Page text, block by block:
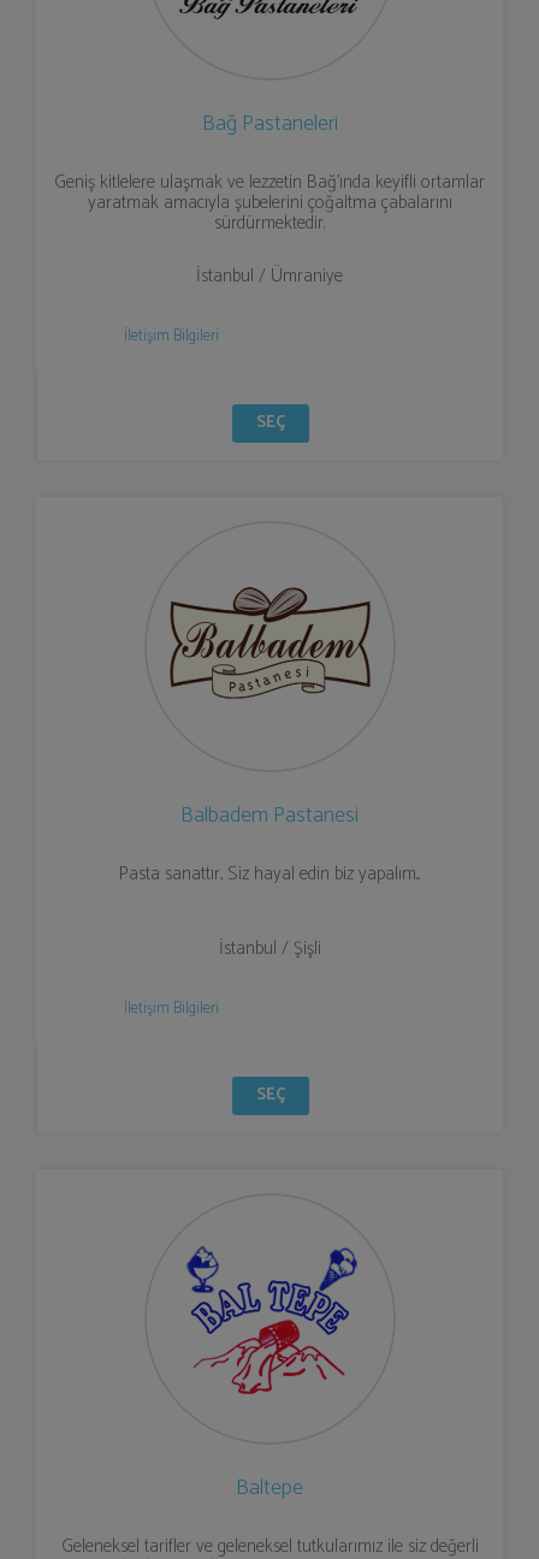
Bağ Pastaneleri
Geniş kitlelere ulaşmak ve lezzetin Bağ’ında keyifli ortamlar
yaratmak amacıyla şubelerini çoğaltma çabalarını
sürdürmektedir.
İstanbul / Ümraniye
İletişim Bilgileri
SEÇ
Balbadem Pastanesi
Pasta sanattır, Siz hayal edin biz yapalım...
İstanbul / Şişli
İletişim Bilgileri
SEÇ
Baltepe
Geleneksel tarifler ve geleneksel tutkularımız ile siz değerli